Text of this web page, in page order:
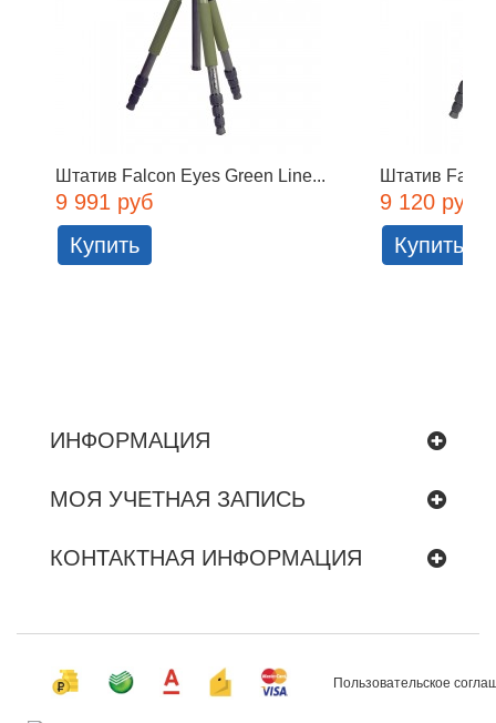
Штатив Falcon Eyes Green Line...
9 991 руб
Купить
Штатив
9 120 руб
Купить
ИНФОРМАЦИЯ
МОЯ УЧЕТНАЯ ЗАПИСЬ
КОНТАКТНАЯ ИНФОРМАЦИЯ
Пользовательское